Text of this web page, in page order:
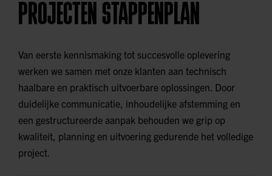
PROJECTEN STAPPENPLAN
Van eerste kennismaking tot succesvolle oplevering
werken we samen met onze klanten aan technisch
haalbare en praktisch uitvoerbare oplossingen. Door
duidelijke communicatie, inhoudelijke afstemming en
een gestructureerde aanpak behouden we grip op
kwaliteit, planning en uitvoering gedurende het volledige
project.